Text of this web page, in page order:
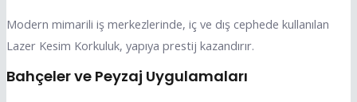
Modern mimarili iş merkezlerinde, iç ve dış cephede kullanılan
Lazer Kesim Korkuluk, yapıya prestij kazandırır.
Bahçeler ve Peyzaj Uygulamaları